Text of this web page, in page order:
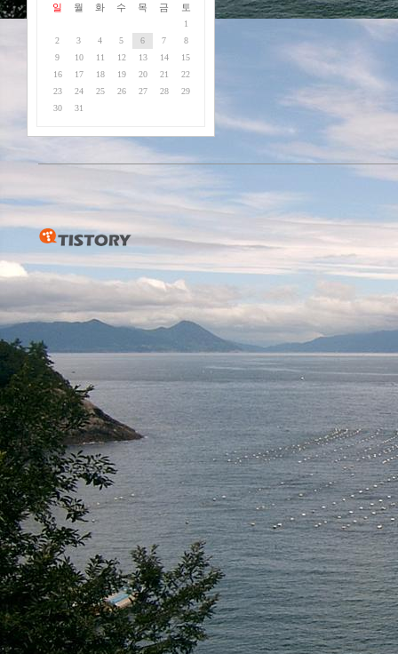
일 월 화 수 목 금 토
1
2
3 4 5 6 7
8
9
10 11 12 13 14
15
16
17 18 19 20 21
22
23
24 25 26 27 28
29
30
31